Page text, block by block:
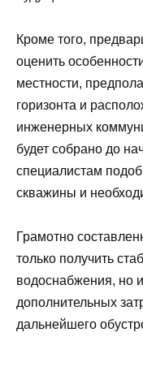
Кроме того,
оценить
местности,
горизонта и
инженерных
будет собрано до
специалистам
скважины и
Грамотно
только получить
водоснабжения, но
дополнительных
дальнейшего